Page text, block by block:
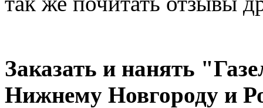
Заказать и нанять
Нижнему Новгороду и